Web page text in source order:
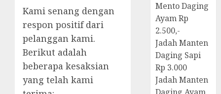
Kami senang dengan
respon positif dari
pelanggan kami.
Berikut adalah
beberapa kesaksian
yang telah kami
Mento Daging
Ayam Rp
2.500,-
Jadah Manten
Daging Sapi
Rp 3.000
Jadah Manten